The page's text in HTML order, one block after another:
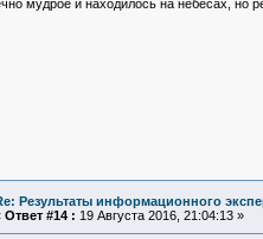
мудрое и находилось на небесах, но
Результаты информационного
Ответ #14 : 19 Августа 2016, 21:04:13 »